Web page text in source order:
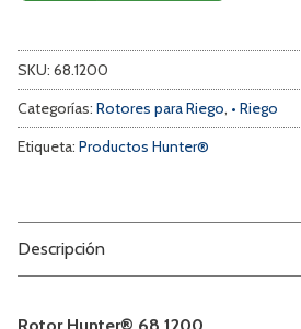
SKU: 68.1200
Categorías: Rotores para Riego, • Riego
Etiqueta: Productos Hunter®
Descripción